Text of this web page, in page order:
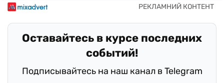
Оставайтесь в курсе последних
событий!
Подписывайтесь на наш канал в Telegram